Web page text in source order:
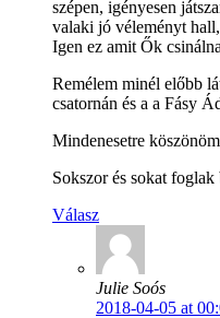
szépen, igényesen
valaki jó véleményt
Igen ez amit Ők
Remélem minél előbb
csatornán és a a Fásy
Mindenesetre
Sokszor és sokat
Válasz
Julie Soós
2018-04-05 at